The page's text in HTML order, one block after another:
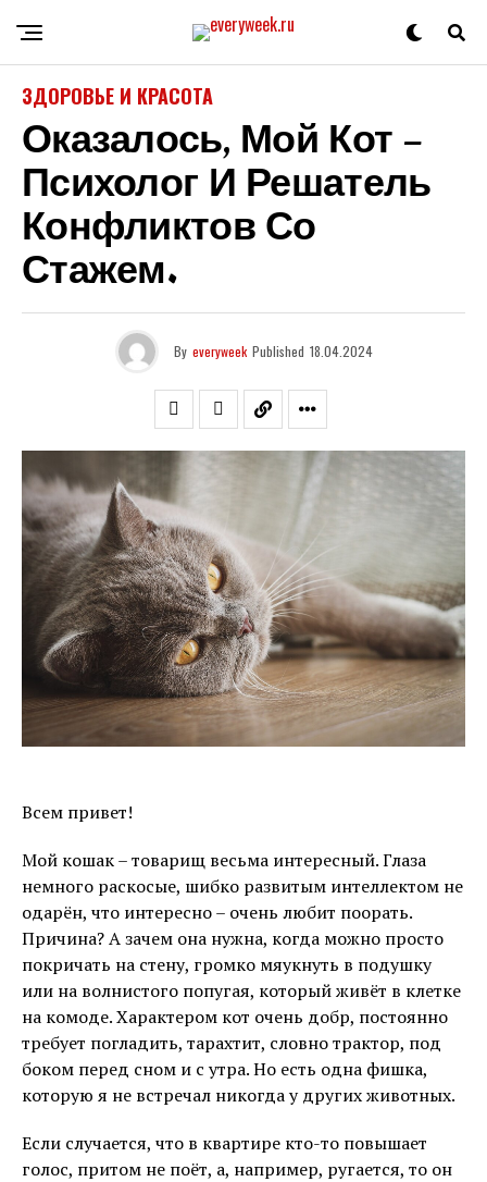
ЗДОРОВЬЕ И КРАСОТА
Оказалось, Мой Кот –
Психолог И Решатель
Конфликтов Со
Стажем.
By everyweek Published 18.04.2024
Всем привет!
Мой кошак – товарищ весьма интересный. Глаза
немного раскосые, шибко развитым интеллектом не
одарён, что интересно – очень любит поорать.
Причина? А зачем она нужна, когда можно просто
покричать на стену, громко мяукнуть в подушку
или на волнистого попугая, который живёт в клетке
на комоде. Характером кот очень добр, постоянно
требует погладить, тарахтит, словно трактор, под
боком перед сном и с утра. Но есть одна фишка,
которую я не встречал никогда у других животных.
Если случается, что в квартире кто-то повышает
голос, притом не поёт, а, например, ругается, то он